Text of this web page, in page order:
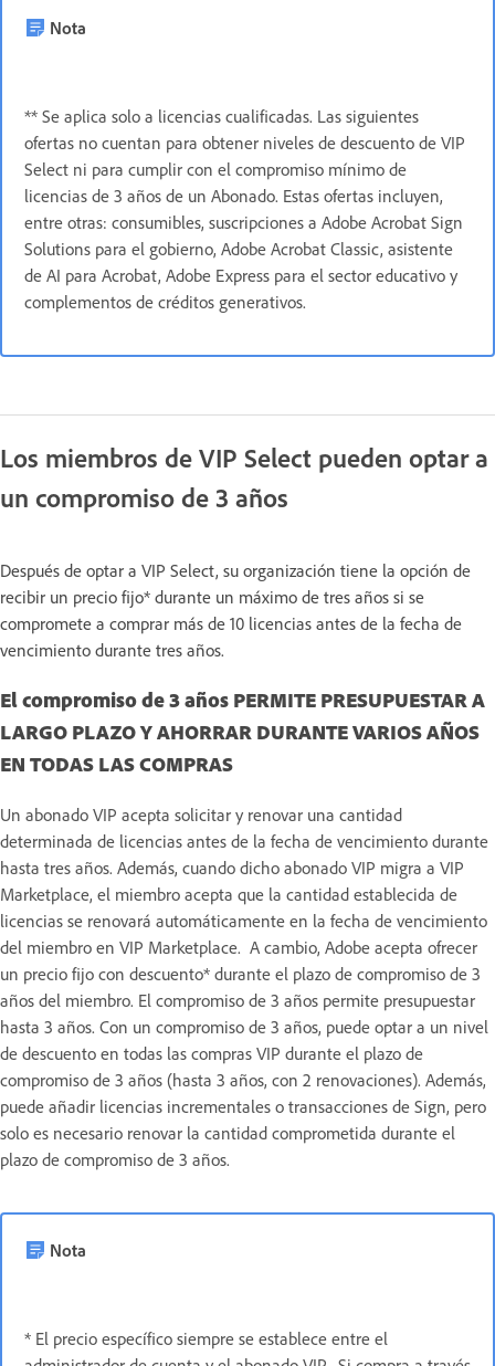
Nota
** Se aplica solo a licencias cualificadas. Las siguientes
ofertas no cuentan para obtener niveles de descuento de VIP
Select ni para cumplir con el compromiso mínimo de
licencias de 3 años de un Abonado. Estas ofertas incluyen,
entre otras: consumibles, suscripciones a Adobe Acrobat Sign
Solutions para el gobierno, Adobe Acrobat Classic, asistente
de AI para Acrobat, Adobe Express para el sector educativo y
complementos de créditos generativos.
Los miembros de VIP Select pueden optar a
un compromiso de 3 años
Después de optar a VIP Select, su organización tiene la opción de
recibir un precio fijo* durante un máximo de tres años si se
compromete a comprar más de 10 licencias antes de la fecha de
vencimiento durante tres años.
El compromiso de 3 años PERMITE PRESUPUESTAR A
LARGO PLAZO Y AHORRAR DURANTE VARIOS AÑOS
EN TODAS LAS COMPRAS
Un abonado VIP acepta solicitar y renovar una cantidad
determinada de licencias antes de la fecha de vencimiento durante
hasta tres años. Además, cuando dicho abonado VIP migra a VIP
Marketplace, el miembro acepta que la cantidad establecida de
licencias se renovará automáticamente en la fecha de vencimiento
del miembro en VIP Marketplace. A cambio, Adobe acepta ofrecer
un precio fijo con descuento* durante el plazo de compromiso de 3
años del miembro. El compromiso de 3 años permite presupuestar
hasta 3 años. Con un compromiso de 3 años, puede optar a un nivel
de descuento en todas las compras VIP durante el plazo de
compromiso de 3 años (hasta 3 años, con 2 renovaciones). Además,
puede añadir licencias incrementales o transacciones de Sign, pero
solo es necesario renovar la cantidad comprometida durante el
plazo de compromiso de 3 años.
Nota
* El precio específico siempre se establece entre el